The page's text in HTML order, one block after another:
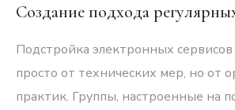
Создание подхода
Подстройка электронных сервисов
просто от технических мер, но от
практик. Группы, настроенные на